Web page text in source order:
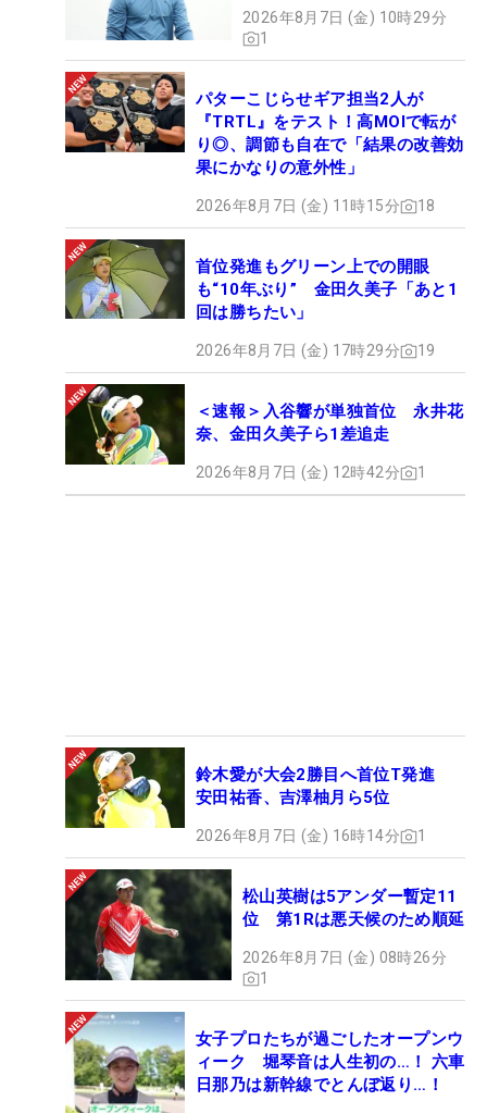
2026年8月7日 (金) 10時29分
1
パターこじらせギア担当2人が
『TRTL』をテスト！高MOIで転が
り◎、調節も自在で「結果の改善効
果にかなりの意外性」
2026年8月7日 (金) 11時15分 18
首位発進もグリーン上での開眼
も“10年ぶり” 金田久美子「あと1
回は勝ちたい」
2026年8月7日 (金) 17時29分 19
＜速報＞入谷響が単独首位 永井花
奈、金田久美子ら1差追走
2026年8月7日 (金) 12時42分 1
鈴木愛が大会2勝目へ首位T発進
安田祐香、吉澤柚月ら5位
2026年8月7日 (金) 16時14分 1
松山英樹は5アンダー暫定11
位 第1Rは悪天候のため順延
2026年8月7日 (金) 08時26分
1
女子プロたちが過ごしたオープンウ
ィーク 堀琴音は人生初の…！ 六車
日那乃は新幹線でとんぼ返り…！